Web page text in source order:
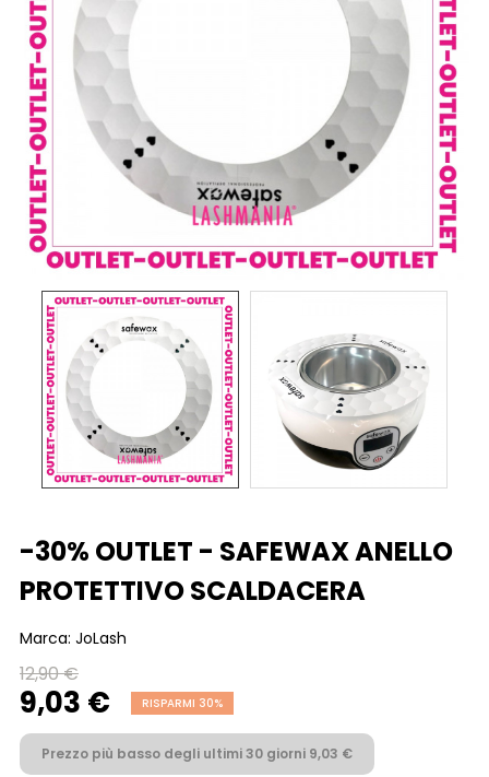
-30% OUTLET - SAFEWAX ANELLO
PROTETTIVO SCALDACERA
Marca: JoLash
12,90 €
9,03 € RISPARMI 30%
Prezzo più basso degli ultimi 30 giorni 9,03 €